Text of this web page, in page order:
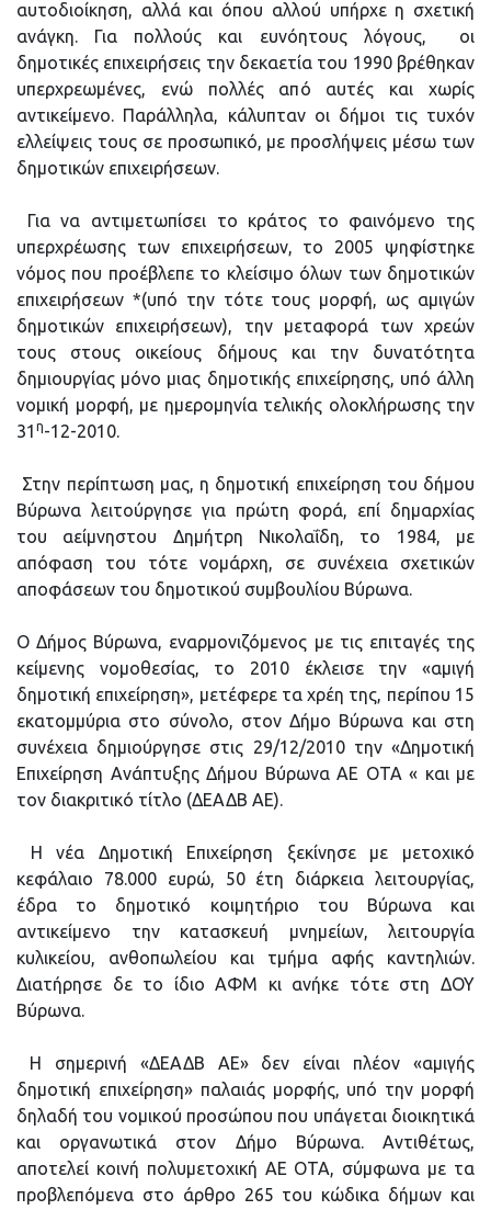
αυτοδιοίκηση, αλλά και όπου αλλού υπήρχε η σχετική
ανάγκη. Για πολλούς και ευνόητους λόγους, οι
δημοτικές επιχειρήσεις την δεκαετία του 1990 βρέθηκαν
υπερχρεωμένες, ενώ πολλές από αυτές και χωρίς
αντικείμενο. Παράλληλα, κάλυπταν οι δήμοι τις τυχόν
ελλείψεις τους σε προσωπικό, με προσλήψεις μέσω των
δημοτικών επιχειρήσεων.
Για να αντιμετωπίσει το κράτος το φαινόμενο της
υπερχρέωσης των επιχειρήσεων, το 2005 ψηφίστηκε
νόμος που προέβλεπε το κλείσιμο όλων των δημοτικών
επιχειρήσεων *(υπό την τότε τους μορφή, ως αμιγών
δημοτικών επιχειρήσεων), την μεταφορά των χρεών
τους στους οικείους δήμους και την δυνατότητα
δημιουργίας μόνο μιας δημοτικής επιχείρησης, υπό άλλη
νομική μορφή, με ημερομηνία τελικής ολοκλήρωσης την
31 η-12-2010.
Στην περίπτωση μας, η δημοτική επιχείρηση του δήμου
Βύρωνα λειτούργησε για πρώτη φορά, επί δημαρχίας
του αείμνηστου Δημήτρη Νικολαΐδη, το 1984, με
απόφαση του τότε νομάρχη, σε συνέχεια σχετικών
αποφάσεων του δημοτικού συμβουλίου Βύρωνα.
Ο Δήμος Βύρωνα, εναρμονιζόμενος με τις επιταγές της
κείμενης νομοθεσίας, το 2010 έκλεισε την «αμιγή
δημοτική επιχείρηση», μετέφερε τα χρέη της, περίπου 15
εκατομμύρια στο σύνολο, στον Δήμο Βύρωνα και στη
συνέχεια δημιούργησε στις 29/12/2010 την «Δημοτική
Επιχείρηση Ανάπτυξης Δήμου Βύρωνα ΑΕ ΟΤΑ « και με
τον διακριτικό τίτλο (ΔΕΑΔΒ ΑΕ).
Η νέα Δημοτική Επιχείρηση ξεκίνησε με μετοχικό
κεφάλαιο 78.000 ευρώ, 50 έτη διάρκεια λειτουργίας,
έδρα το δημοτικό κοιμητήριο του Βύρωνα και
αντικείμενο την κατασκευή μνημείων, λειτουργία
κυλικείου, ανθοπωλείου και τμήμα αφής καντηλιών.
Διατήρησε δε το ίδιο ΑΦΜ κι ανήκε τότε στη ΔΟΥ
Βύρωνα.
Η σημερινή «ΔΕΑΔΒ ΑΕ» δεν είναι πλέον «αμιγής
δημοτική επιχείρηση» παλαιάς μορφής, υπό την μορφή
δηλαδή του νομικού προσώπου που υπάγεται διοικητικά
και οργανωτικά στον Δήμο Βύρωνα. Αντιθέτως,
αποτελεί κοινή πολυμετοχική ΑΕ ΟΤΑ, σύμφωνα με τα
προβλεπόμενα στο άρθρο 265 του κώδικα δήμων και